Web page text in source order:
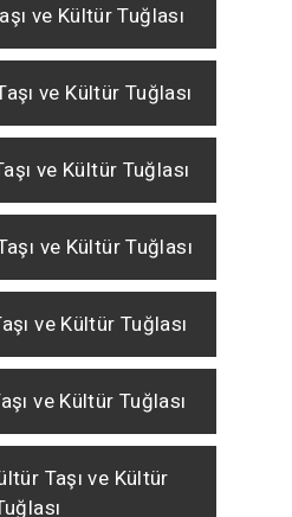
ve Kültür Tuğlası
ve Kültür Tuğlası
ve Kültür Tuğlası
ve Kültür Tuğlası
ve Kültür Tuğlası
ve Kültür Tuğlası
Taşı ve Kültür